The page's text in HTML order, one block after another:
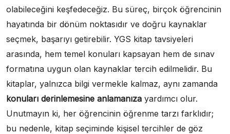
olabileceğini keşfedeceğiz. Bu süreç, birçok öğrencinin
hayatında bir dönüm noktasıdır ve doğru kaynaklar
seçmek, başarıyı getirebilir. YGS kitap tavsiyeleri
arasında, hem temel konuları kapsayan hem de sınav
formatına uygun olan kaynaklar tercih edilmelidir. Bu
kitaplar, yalnızca bilgi vermekle kalmaz, aynı zamanda
konuları derinlemesine anlamanıza yardımcı olur.
Unutmayın ki, her öğrencinin öğrenme tarzı farklıdır;
bu nedenle, kitap seçiminde kişisel tercihler de göz